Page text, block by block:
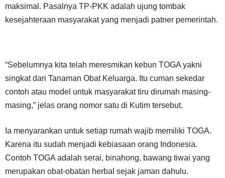
maksimal. Pasalnya TP-PKK adalah ujung tombak
kesejahteraan masyarakat yang menjadi patner pemerintah.
“Sebelumnya kita telah meresmikan kebun TOGA yakni
singkat dari Tanaman Obat Keluarga. Itu cuman sekedar
contoh atau model untuk masyarakat tiru dirumah masing-
masing,” jelas orang nomor satu di Kutim tersebut.
Ia menyarankan untuk setiap rumah wajib memiliki TOGA.
Karena itu sudah menjadi kebiasaan orang Indonesia.
Contoh TOGA adalah serai, binahong, bawang tiwai yang
merupakan obat-obatan herbal sejak jaman dahulu.